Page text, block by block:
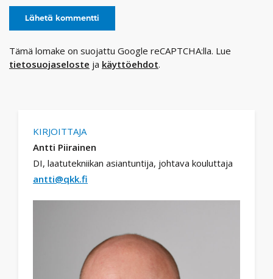
Tämä lomake on suojattu Google reCAPTCHA:lla. Lue
tietosuojaseloste ja käyttöehdot.
KIRJOITTAJA
Antti Piirainen
DI, laatutekniikan asiantuntija, johtava kouluttaja
antti@qkk.fi